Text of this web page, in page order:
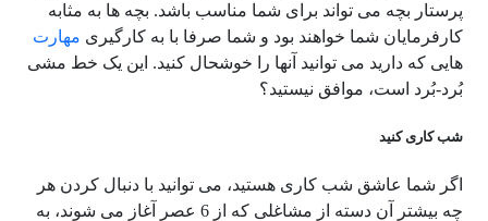
پرستار بچه می تواند برای شما مناسب باشد. بچه ها به مثابه
کارفرمایان شما خواهند بود و شما صرفا با به کارگیری مهارت
هایی که دارید می توانید آنها را خوشحال کنید. این یک خط مشی
بُرد-بُرد است، موافق نیستید؟
شب کاری کنید
اگر شما عاشق شب کاری هستید، می توانید با دنبال کردن هر
چه بیشتر آن دسته از مشاغلی که از 6 عصر آغاز می شوند، به